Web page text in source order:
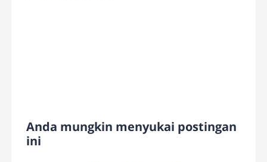
Anda mungkin menyukai postingan
ini